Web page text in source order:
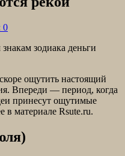
0
ощутить настоящий
Впереди — период, когда
принесут ощутимые
в материале Rsute.ru.